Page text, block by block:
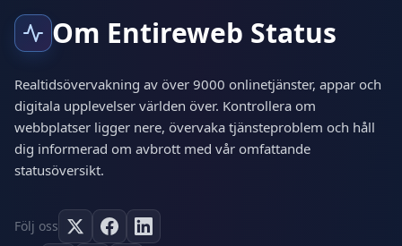
Om Entireweb Status
Realtidsövervakning av över 9000 onlinetjänster, appar och
digitala upplevelser världen över. Kontrollera om
webbplatser ligger nere, övervaka tjänsteproblem och håll
dig informerad om avbrott med vår omfattande
statusöversikt.
Följ oss